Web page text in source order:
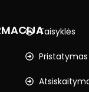
Taisyklės
Pristatymas